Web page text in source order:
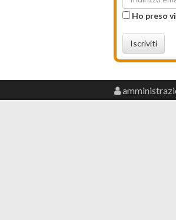
Ho preso
Iscriviti